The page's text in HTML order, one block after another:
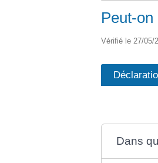
Peut-
Vérifié le 27/05/
Dans